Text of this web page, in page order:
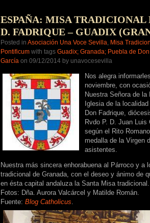
VIDEO
SEMANA
SANTA
TRADICIONAL
2015
ESPAÑA: MISA TRADICIONAL
D. FADRIQUE – GUADIX
Posted in Asociación Una Voce Sevilla, Misa
Pontificum with tags Guadix; Granada; Puebla de
García on 09/12/2014 by unavocesevilla
Nos alegra
noviembre, con
Nuestra Señora de
Iglesia de la
Don Fadrique,
Rvdo P. D. Juan
según el Rito
medalla de la Virgen
asistentes.
Nuestra más sincera enhorabuena al Párroco y a
tradicional de Granada, con el deseo y ánimo de
en ésta capital andaluza la Santa Misa tradicional.
Fotos: Dña. Aurora Valcárcel y Matilde Román.
Fuente: Blog Catholicus